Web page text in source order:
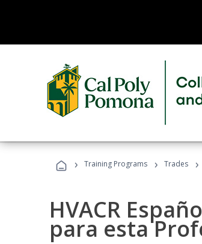
› Training Programs › Trades ›
HVACR
para esta